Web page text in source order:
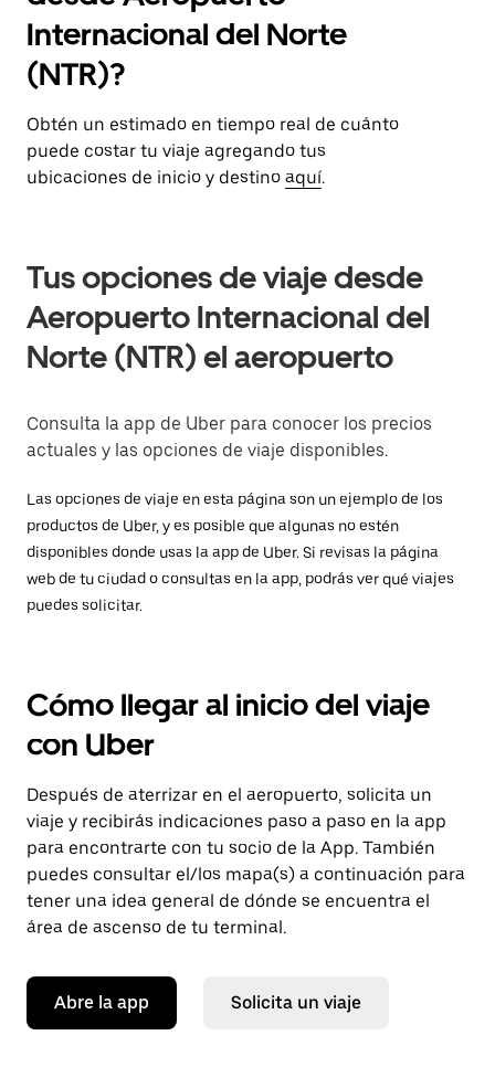
Internacional del Norte
(NTR)?
Obtén un estimado en tiempo real de cuánto
puede costar tu viaje agregando tus
ubicaciones de inicio y destino aquí.
Tus opciones de viaje desde
Aeropuerto Internacional del
Norte (NTR) el aeropuerto
Consulta la app de Uber para conocer los precios
actuales y las opciones de viaje disponibles.
Las opciones de viaje en esta página son un ejemplo de los
productos de Uber, y es posible que algunas no estén
disponibles donde usas la app de Uber. Si revisas la página
web de tu ciudad o consultas en la app, podrás ver qué viajes
puedes solicitar.
Cómo llegar al inicio del viaje
con Uber
Después de aterrizar en el aeropuerto, solicita un
viaje y recibirás indicaciones paso a paso en la app
para encontrarte con tu socio de la App. También
puedes consultar el/los mapa(s) a continuación para
tener una idea general de dónde se encuentra el
área de ascenso de tu terminal.
Abre la app Solicita un viaje